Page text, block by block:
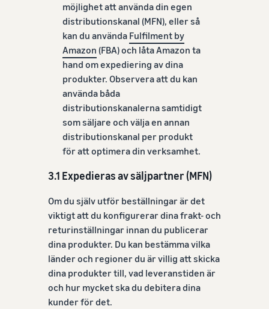
möjlighet att använda din egen
distributionskanal (MFN), eller så
kan du använda Fulfilment by
Amazon (FBA) och låta Amazon ta
hand om expediering av dina
produkter. Observera att du kan
använda båda
distributionskanalerna samtidigt
som säljare och välja en annan
distributionskanal per produkt
för att optimera din verksamhet.
3.1 Expedieras av säljpartner (MFN)
Om du själv utför beställningar är det
viktigt att du konfigurerar dina frakt- och
returinställningar innan du publicerar
dina produkter. Du kan bestämma vilka
länder och regioner du är villig att skicka
dina produkter till, vad leveranstiden är
och hur mycket ska du debitera dina
kunder för det.